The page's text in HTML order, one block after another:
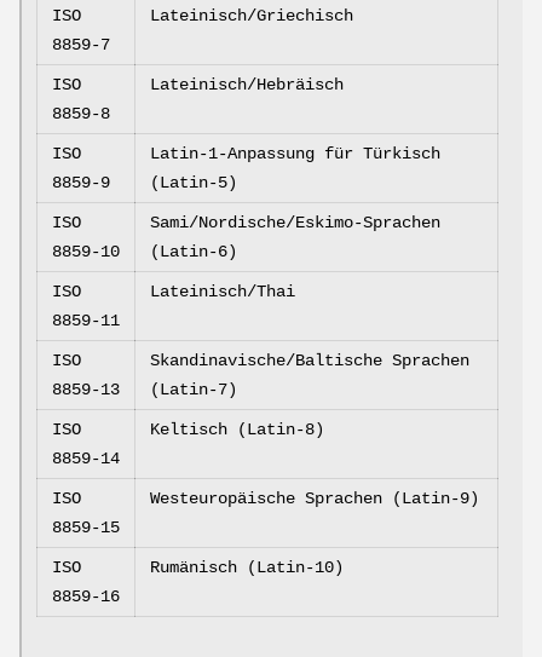
ISO
8859-7
Lateinisch/Griechisch
ISO
8859-8
Lateinisch/Hebräisch
ISO
8859-9
Latin-1-Anpassung für Türkisch
(Latin-5)
ISO
8859-10
Sami/Nordische/Eskimo-Sprachen
(Latin-6)
ISO
8859-11
Lateinisch/Thai
ISO
8859-13
Skandinavische/Baltische Sprachen
(Latin-7)
ISO
8859-14
Keltisch (Latin-8)
ISO
8859-15
Westeuropäische Sprachen (Latin-9)
ISO
8859-16
Rumänisch (Latin-10)